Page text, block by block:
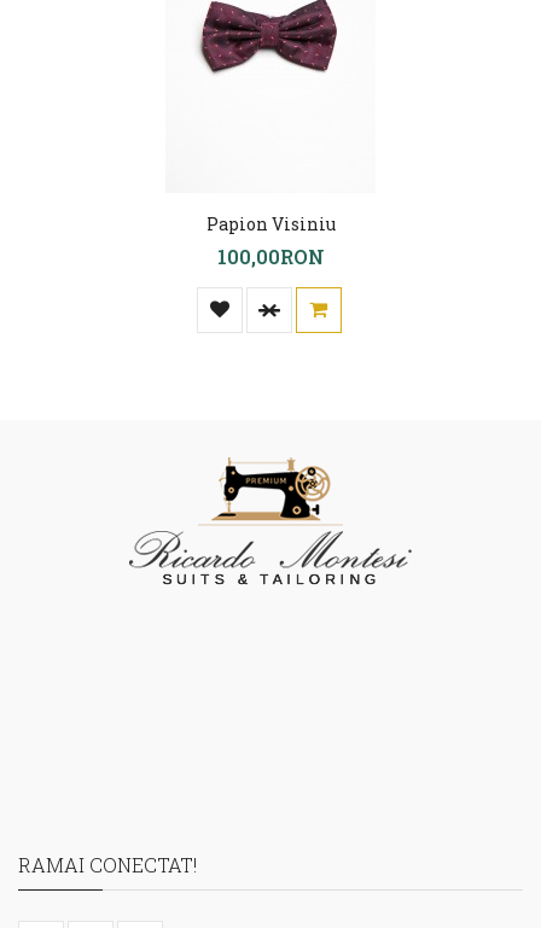
Papion Visiniu
100,00RON
RAMAI CONECTAT!